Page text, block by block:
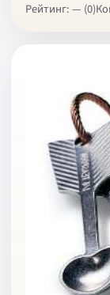
Рейтинг: — (0)